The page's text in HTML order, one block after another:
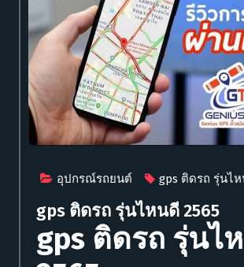
อุปกรณ์รถยนต์ gps ติดรถ รุ่นไห
gps ติดรถ รุ่นไหนดี 2565
gps ติดรถ รุ่นไ